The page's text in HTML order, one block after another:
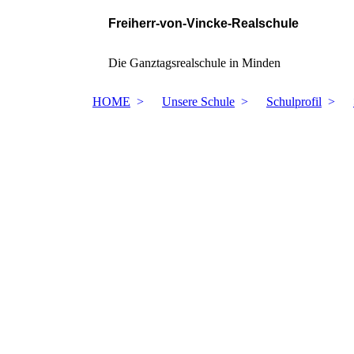
Freiherr-von-Vincke-Realschule
Die Ganztagsrealschule in Minden
HOME Unsere Schule Schulprofil